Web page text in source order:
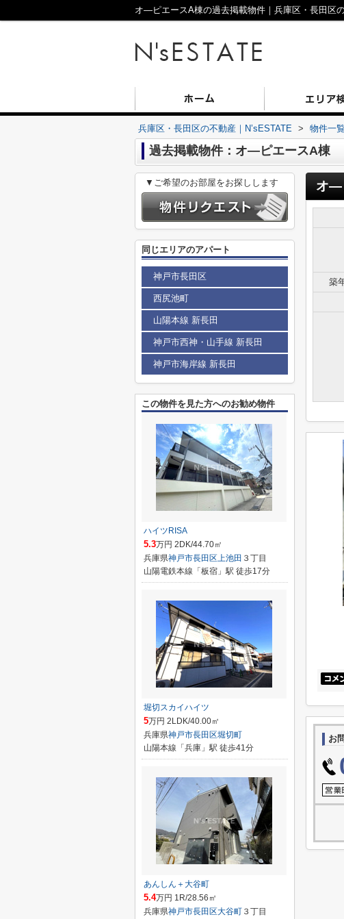
オ―ピエースA棟の過去掲載物件｜兵庫区・長田区
兵庫区・長田区の不動産｜N’sESTATE > 物件一覧
過去掲載物件：オ―ピエースA棟
オ―
築
お
▼ご希望のお部屋をお探しします
同じエリアのアパート
神戸市長田区
西尻池町
山陽本線 新長田
神戸市西神・山手線 新長田
神戸市海岸線 新長田
この物件を見た方へのお勧め物件
ハイツRISA
5.3万円 2DK/44.70㎡
兵庫県神戸市長田区上池田 ３丁目
山陽電鉄本線「板宿」駅 徒歩17分
堀切スカイハイツ
5万円 2LDK/40.00㎡
兵庫県神戸市長田区堀切町
山陽本線「兵庫」駅 徒歩41分
あんしん＋大谷町
5.4万円 1R/28.56㎡
兵庫県神戸市長田区大谷町 ３丁目